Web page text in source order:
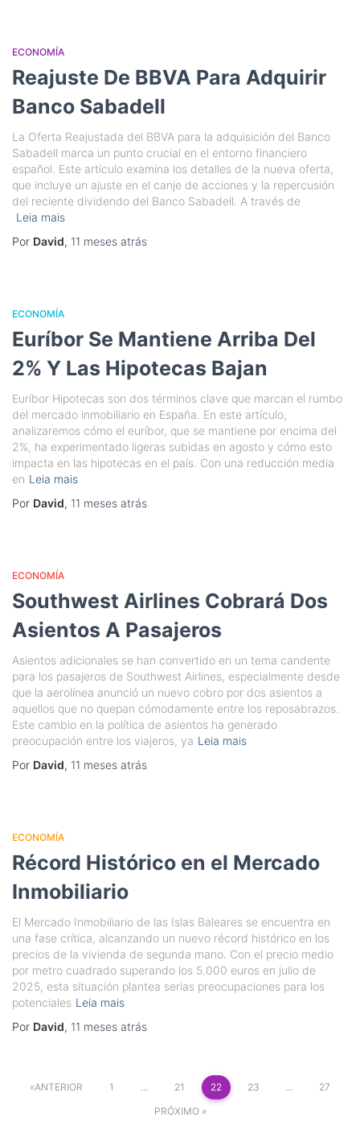
ECONOMÍA
Reajuste De BBVA Para Adquirir
Banco Sabadell
La Oferta Reajustada del BBVA para la adquisición del Banco
Sabadell marca un punto crucial en el entorno financiero
español. Este artículo examina los detalles de la nueva oferta,
que incluye un ajuste en el canje de acciones y la repercusión
del reciente dividendo del Banco Sabadell. A través de
Leia mais
Por David, 11 meses atrás
ECONOMÍA
Euríbor Se Mantiene Arriba Del
2% Y Las Hipotecas Bajan
Euríbor Hipotecas son dos términos clave que marcan el rumbo
del mercado inmobiliario en España. En este artículo,
analizaremos cómo el euríbor, que se mantiene por encima del
2%, ha experimentado ligeras subidas en agosto y cómo esto
impacta en las hipotecas en el país. Con una reducción media
en Leia mais
Por David, 11 meses atrás
ECONOMÍA
Southwest Airlines Cobrará Dos
Asientos A Pasajeros
Asientos adicionales se han convertido en un tema candente
para los pasajeros de Southwest Airlines, especialmente desde
que la aerolínea anunció un nuevo cobro por dos asientos a
aquellos que no quepan cómodamente entre los reposabrazos.
Este cambio en la política de asientos ha generado
preocupación entre los viajeros, ya Leia mais
Por David, 11 meses atrás
ECONOMÍA
Récord Histórico en el Mercado
Inmobiliario
El Mercado Inmobiliario de las Islas Baleares se encuentra en
una fase crítica, alcanzando un nuevo récord histórico en los
precios de la vivienda de segunda mano. Con el precio medio
por metro cuadrado superando los 5.000 euros en julio de
2025, esta situación plantea serias preocupaciones para los
potenciales Leia mais
Por David, 11 meses atrás
Paginação
ANTERIOR 1 … 21 22 23 …
27
PRÓXIMO